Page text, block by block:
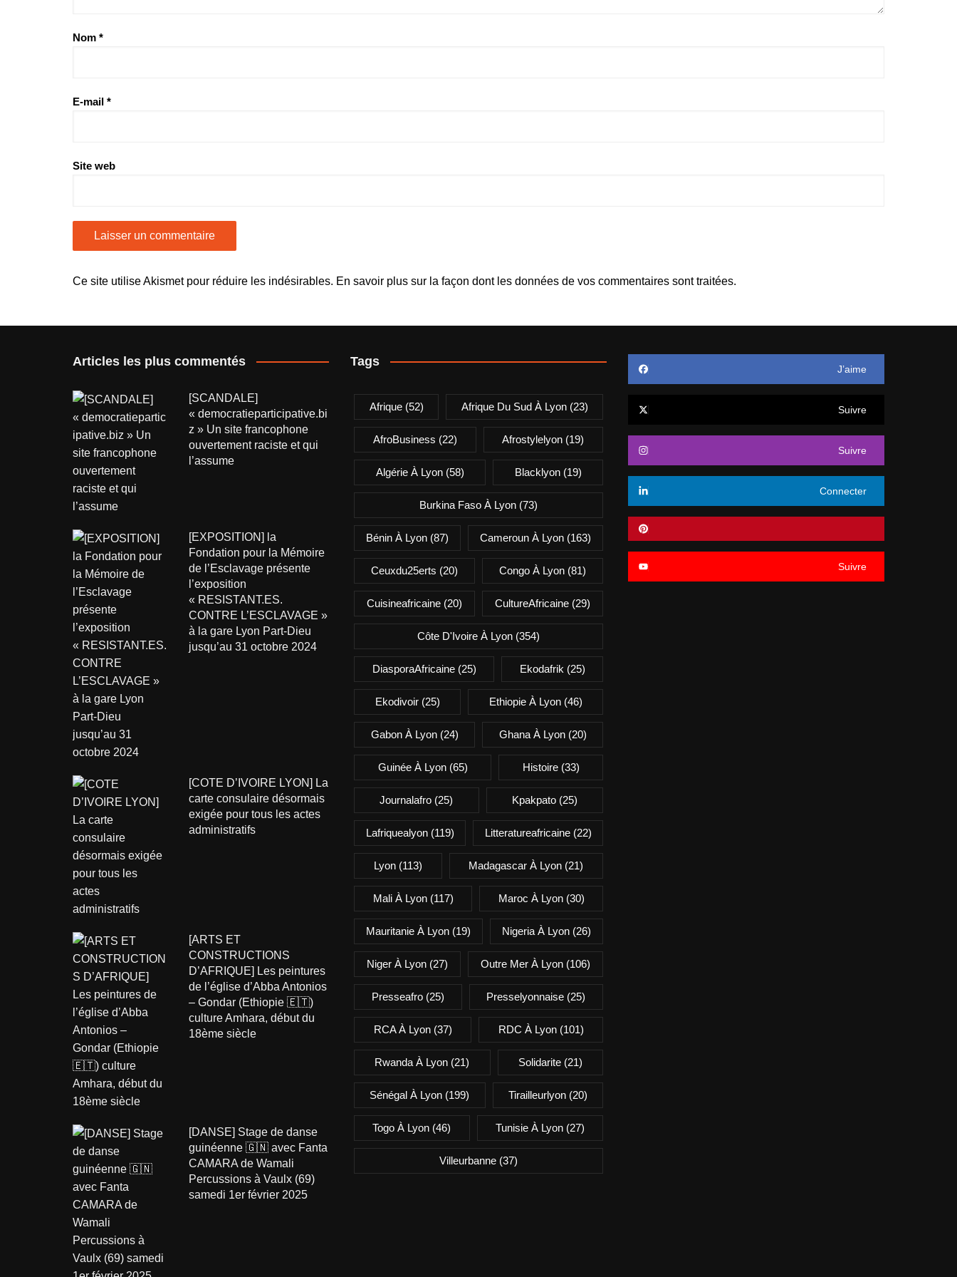
Nom *
E-mail *
Site web
Ce site utilise Akismet pour réduire les indésirables. En savoir plus sur la façon dont les données de vos commentaires sont traitées.
Articles les plus commentés
[SCANDALE]
« democratieparticipative.bi
z » Un site francophone
ouvertement raciste et qui
l’assume
[EXPOSITION] la
Fondation pour la Mémoire
de l’Esclavage présente
l’exposition
« RESISTANT.ES.
CONTRE L’ESCLAVAGE »
à la gare Lyon Part-Dieu
jusqu’au 31 octobre 2024
[COTE D’IVOIRE LYON] La
carte consulaire désormais
exigée pour tous les actes
administratifs
[ARTS ET
CONSTRUCTIONS
D’AFRIQUE] Les peintures
de l’église d’Abba Antonios
– Gondar (Ethiopie 🇪🇹)
culture Amhara, début du
18ème siècle
[DANSE] Stage de danse
guinéenne 🇬🇳 avec Fanta
CAMARA de Wamali
Percussions à Vaulx (69)
samedi 1er février 2025
Tags
Afrique(52) Afrique Du Sud À Lyon(23)
AfroBusiness (22) Afrostylelyon (19)
Algérie À Lyon(58) Blacklyon(19)
Burkina Faso À Lyon (73)
Bénin À Lyon (87) Cameroun À Lyon (163)
Ceuxdu25erts (20) Congo À Lyon (81)
Cuisineafricaine (20) CultureAfricaine (29)
Côte D'Ivoire À Lyon (354)
DiasporaAfricaine(25) Ekodafrik (25)
Ekodivoir(25) Ethiopie À Lyon(46)
Gabon À Lyon(24) Ghana À Lyon(20)
Guinée À Lyon(65) Histoire(33)
Journalafro (25) Kpakpato(25)
Lafriquealyon(119) Litteratureafricaine(22)
Lyon(113) Madagascar À Lyon (21)
Mali À Lyon(117) Maroc À Lyon(30)
Mauritanie À Lyon (19) Nigeria À Lyon (26)
Niger À Lyon (27) Outre Mer À Lyon (106)
Presseafro(25) Presselyonnaise (25)
RCA À Lyon(37) RDC À Lyon(101)
Rwanda À Lyon (21) Solidarite(21)
Sénégal À Lyon (199) Tirailleurlyon(20)
Togo À Lyon (46) Tunisie À Lyon(27)
Villeurbanne (37)
J’aime
Suivre
Suivre
Connecter
Suivre